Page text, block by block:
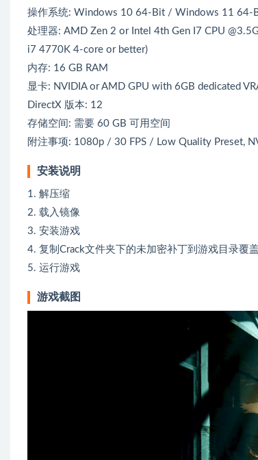
操作系统: Windows 10 64-Bit / Windows 11 64-
处理器: AMD Zen 2 or Intel 4th Gen I7 CPU
i7 4770K 4-core or better)
内存: 16 GB RAM
显卡: NVIDIA or AMD GPU with 6GB dedicated
DirectX 版本: 12
存储空间: 需要 60 GB 可用空间
附注事项: 1080p / 30 FPS / Low Quality Preset,
安装说明
1. 解压缩
2. 载入镜像
3. 安装游戏
4. 复制Crack文件夹下的未加密补丁到游戏目录覆盖
5. 运行游戏
游戏截图